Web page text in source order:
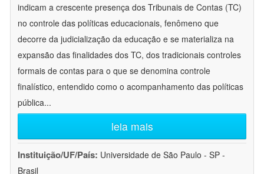
indicam a crescente presença dos Tribunais de Contas (TC)
no controle das políticas educacionais, fenômeno que
decorre da judicialização da educação e se materializa na
expansão das finalidades dos TC, dos tradicionais controles
formais de contas para o que se denomina controle
finalístico, entendido como o acompanhamento das políticas
pública...
leia mais
Instituição/UF/País: Universidade de São Paulo - SP -
Brasil